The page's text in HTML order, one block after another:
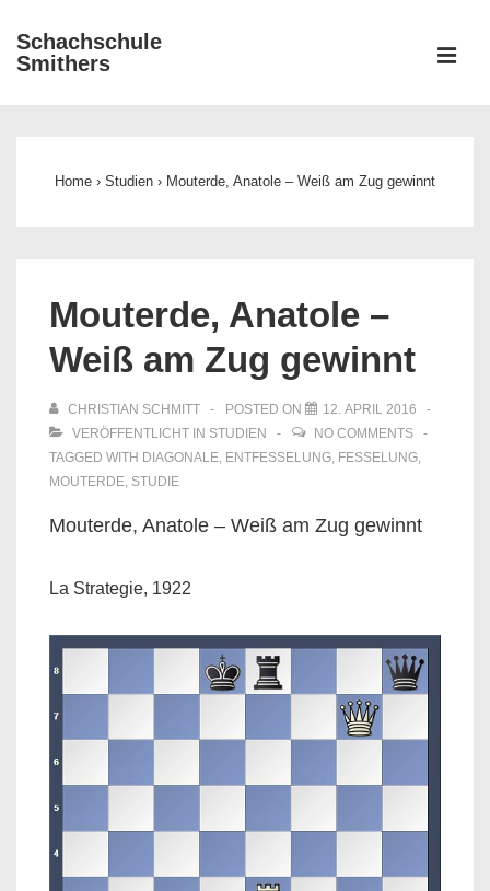
Zum
Inhalt
Schachschule
Smithers
Home › Studien › Mouterde, Anatole – Weiß am Zug gewinnt
Mouterde, Anatole –
Weiß am Zug gewinnt
CHRISTIAN SCHMITT POSTED ON
12. APRIL 2016
VERÖFFENTLICHT IN STUDIEN
NO COMMENTS
TAGGED WITH DIAGONALE, ENTFESSELUNG, FESSELUNG,
MOUTERDE, STUDIE
Mouterde, Anatole – Weiß am Zug gewinnt
La Strategie, 1922